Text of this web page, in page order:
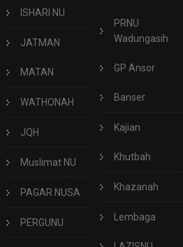
ISHARI NU
JATMAN
MATAN
WATHONAH
JQH
Muslimat NU
PAGAR NUSA
PERGUNU
PRNU
Wadungasih
GP Ansor
Banser
Kajian
Khutbah
Khazanah
Lembaga